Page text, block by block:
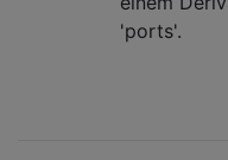
'ports'.